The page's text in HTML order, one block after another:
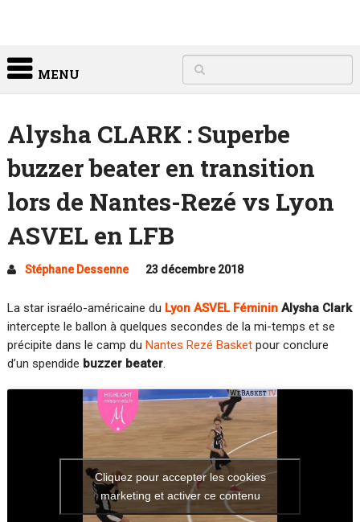
MENU
Alysha CLARK : Superbe
buzzer beater en transition
lors de Nantes-Rezé vs Lyon
ASVEL en LFB
Stéphane Dessenne 23 décembre 2018
La star israélo-américaine du Lyon ASVEL Féminin Alysha Clark
intercepte le ballon à quelques secondes de la mi-temps et se
précipite dans le camp du Nantes Rezé Basketpour conclure
d’un spendide buzzer beater.
Cliquez pour accepter les cookies
marketing et activer ce contenu